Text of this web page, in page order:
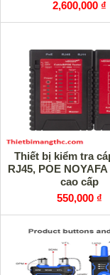
2,600,000 ₫
Thiết bị kiểm tra
RJ45, POE NOYAFA
cao cấp
550,000 ₫